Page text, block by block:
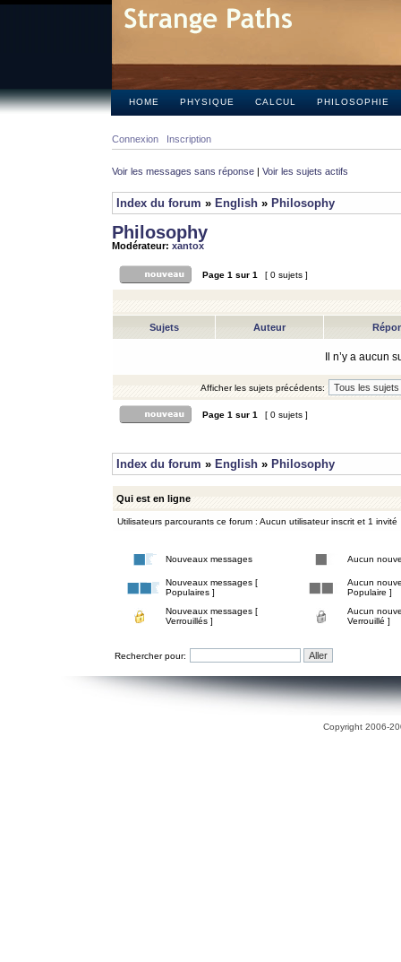
HOME PHYSIQUE CALCUL PHILOSOPHIE
Connexion Inscription
Voir les messages sans réponse | Voir les sujets actifs
Index du forum » English » Philosophy
Philosophy
Modérateur: xantox
Page 1 sur 1 [ 0 sujets ]
Sujets Auteur
Il n’y a aucun
Afficher les sujets précédents:
Page 1 sur 1 [ 0 sujets ]
Index du forum » English » Philosophy
Qui est en ligne
Utilisateurs parcourants ce forum : Aucun utilisateur inscrit et 1 invité
Nouveaux messages Aucun
Nouveaux messages [
Populaires ]
Aucun
Populaire ]
Nouveaux messages [
Verrouillés ]
Aucun
Verrouillé ]
Rechercher pour:
Copyright 2006-